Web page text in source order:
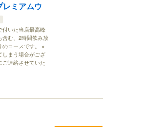
ミアムウ
付いた当店最高峰
含む、2時間飲み放
のコースです。 ※
しまう場合がござ
ご連絡させていた